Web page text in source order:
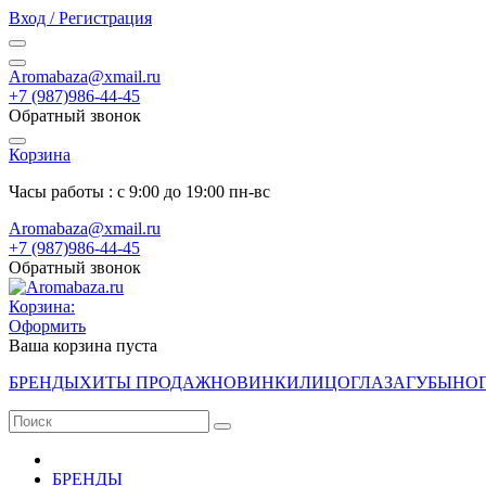
Вход / Регистрация
Aromabaza@xmail.ru
+7 (987)986-44-45
Обратный звонок
Корзина
Часы работы : с 9:00 до 19:00 пн-вс
Aromabaza@xmail.ru
+7 (987)986-44-45
Обратный звонок
Корзина:
Оформить
Ваша корзина пуста
БРЕНДЫХИТЫ ПРОДАЖНОВИНКИЛИЦОГЛАЗАГУБЫ
БРЕНДЫ